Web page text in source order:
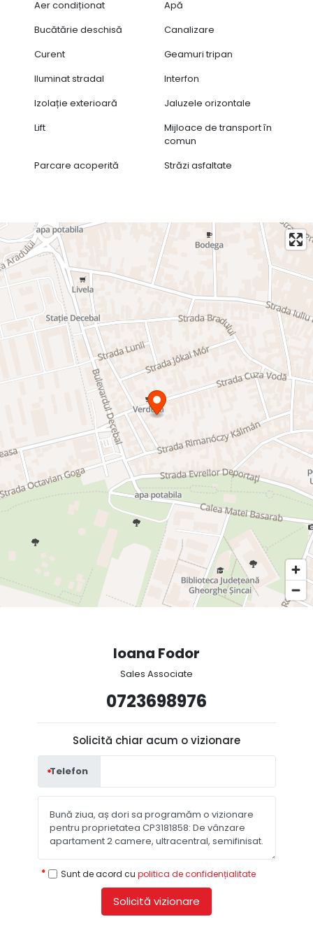
• Intimitate, confort și siguranță într-un imobil cu număr
redus de apartamente
mai multe informații vă rugăm să ne contactați.
Aer condiționat
Apă
Bucătărie deschisă
Canalizare
Curent
Geamuri tripan
Iluminat stradal
Interfon
Izolație exterioară
Jaluzele orizontale
Lift
Mijloace de transport în
comun
Parcare acoperită
Străzi asfaltate
Ioana Fodor
Sales Associate
0723698976
Solicită chiar acum o vizionare
Telefon
Sunt de acord cu politica de confidențialitate
Solicită vizionare